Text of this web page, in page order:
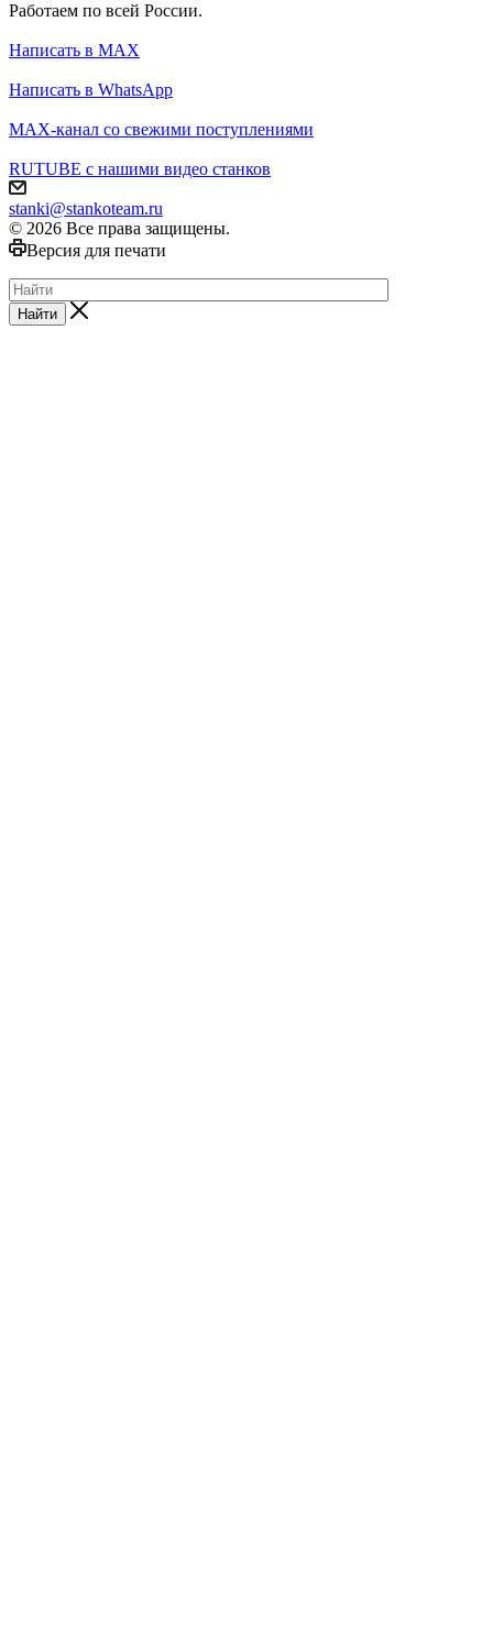
Работаем по всей России.
Написать в MAX
Написать в WhatsApp
MAX-канал со свежими поступлениями
RUTUBE с нашими видео станков
stanki@stankoteam.ru
© 2026 Все права защищены.
Версия для печати
Найти